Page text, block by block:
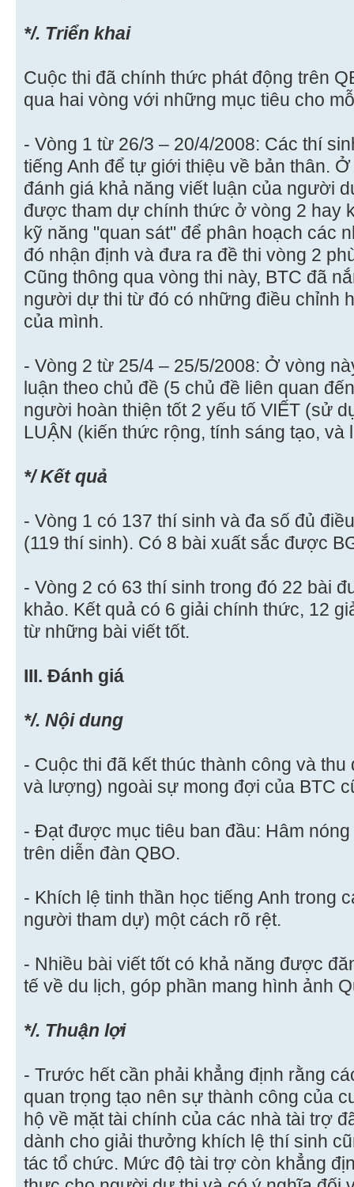
*/. Triển khai
Cuộc thi đã chính thức phát động trên
qua hai vòng với những mục tiêu cho
- Vòng 1 từ 26/3 – 20/4/2008: Các thí
tiếng Anh để tự giới thiệu về bản thân.
đánh giá khả năng viết luận của người
được tham dự chính thức ở vòng 2 hay
kỹ năng "quan sát" để phân hoạch các
đó nhận định và đưa ra đề thi vòng 2
Cũng thông qua vòng thi này, BTC đã
người dự thi từ đó có những điều chỉnh
của mình.
- Vòng 2 từ 25/4 – 25/5/2008: Ở vòng
luận theo chủ đề (5 chủ đề liên quan
người hoàn thiện tốt 2 yếu tố VIẾT (sử
LUẬN (kiến thức rộng, tính sáng tạo, và
*/ Kết quả
- Vòng 1 có 137 thí sinh và đa số đủ
(119 thí sinh). Có 8 bài xuất sắc được
- Vòng 2 có 63 thí sinh trong đó 22 bài
khảo. Kết quả có 6 giải chính thức, 12
từ những bài viết tốt.
III. Đánh giá
*/. Nội dung
- Cuộc thi đã kết thúc thành công và
và lượng) ngoài sự mong đợi của BTC
- Đạt được mục tiêu ban đầu: Hâm
trên diễn đàn QBO.
- Khích lệ tinh thần học tiếng Anh trong
người tham dự) một cách rõ rệt.
- Nhiều bài viết tốt có khả năng được
tế về du lịch, góp phần mang hình ảnh
*/. Thuận lợi
- Trước hết cần phải khẳng định rằng
quan trọng tạo nên sự thành công của
hộ về mặt tài chính của các nhà tài trợ
dành cho giải thưởng khích lệ thí sinh
tác tổ chức. Mức độ tài trợ còn khẳng